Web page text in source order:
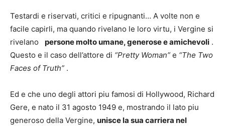
Testardi e riservati, critici e ripugnanti… A volte non e
facile capirli, ma quando rivelano le loro virtu, i Vergine si
rivelano persone molto umane, generose e amichevoli .
Questo e il caso dell’attore di “Pretty Woman” e “The Two
Faces of Truth” .
Ed e che uno degli attori piu famosi di Hollywood, Richard
Gere, e nato il 31 agosto 1949 e, mostrando il lato piu
generoso della Vergine, unisce la sua carriera nel